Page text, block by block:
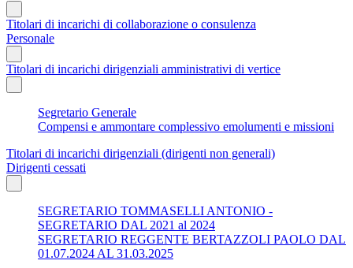
Titolari di incarichi di collaborazione o consulenza
Personale
Titolari di incarichi dirigenziali amministrativi di vertice
Segretario Generale
Compensi e ammontare complessivo emolumenti e missioni
Titolari di incarichi dirigenziali (dirigenti non generali)
Dirigenti cessati
SEGRETARIO TOMMASELLI ANTONIO -
SEGRETARIO DAL 2021 al 2024
SEGRETARIO REGGENTE BERTAZZOLI PAOLO DAL
01.07.2024 AL 31.03.2025